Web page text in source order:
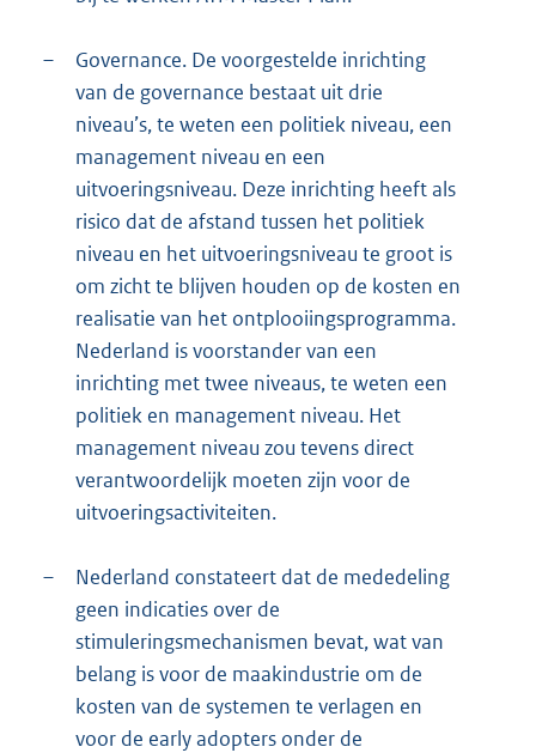
–
Governance. De voorgestelde inrichting
van de governance bestaat uit drie
niveau’s, te weten een politiek niveau, een
management niveau en een
uitvoeringsniveau. Deze inrichting heeft als
risico dat de afstand tussen het politiek
niveau en het uitvoeringsniveau te groot is
om zicht te blijven houden op de kosten en
realisatie van het ontplooiingsprogramma.
Nederland is voorstander van een
inrichting met twee niveaus, te weten een
politiek en management niveau. Het
management niveau zou tevens direct
verantwoordelijk moeten zijn voor de
uitvoeringsactiviteiten.
–
Nederland constateert dat de mededeling
geen indicaties over de
stimuleringsmechanismen bevat, wat van
belang is voor de maakindustrie om de
kosten van de systemen te verlagen en
voor de early adopters onder de